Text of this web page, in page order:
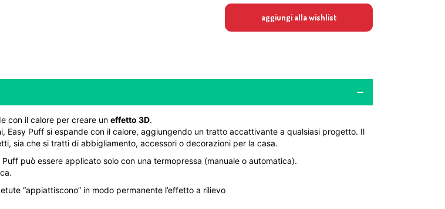
aggiungi alla wishlist
con il calore per creare un effetto 3D.
Puff si espande con il calore, aggiungendo un tratto accattivante a qualsiasi progetto. Il
sia che si tratti di abbigliamento, accessori o decorazioni per la casa.
può essere applicato solo con una termopressa (manuale o automatica).
“appiattiscono” in modo permanente l’effetto a rilievo